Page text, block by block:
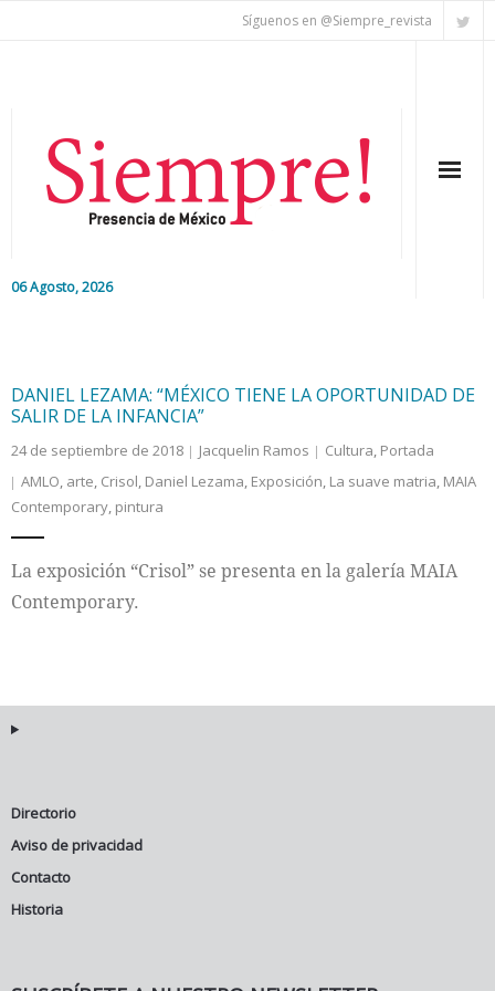
Síguenos en @Siempre_revista
06 Agosto, 2026
Colaboradores
Cultura
DANIEL LEZAMA: “MÉXICO TIENE LA OPORTUNIDAD DE
SALIR DE LA INFANCIA”
24 de septiembre de 2018 Jacquelin Ramos Cultura, Portada
AMLO, arte, Crisol, Daniel Lezama, Exposición, La suave matria, MAIA
Contemporary, pintura
La exposición “Crisol” se presenta en la galería MAIA
Contemporary.
Directorio
Aviso de privacidad
Contacto
Historia